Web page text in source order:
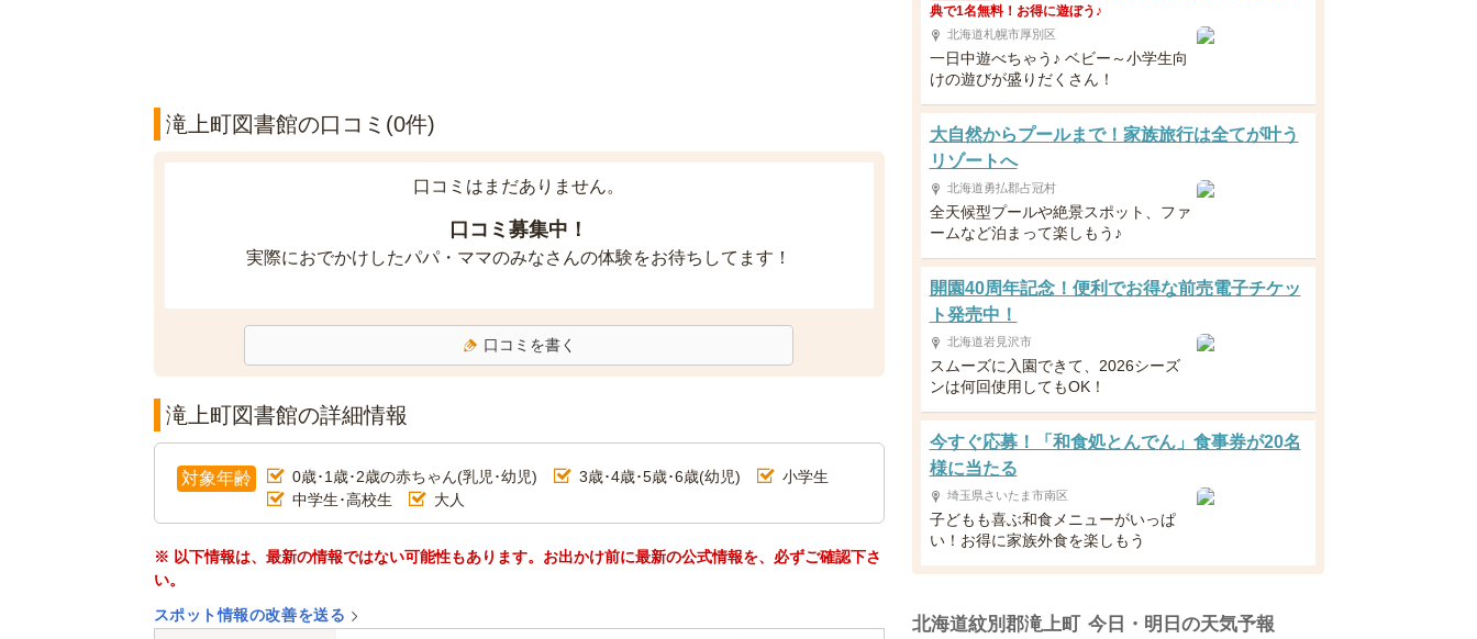
滝上町図書館の口コミ(0件)
口コミはまだありません。
口コミ募集中！
実際におでかけしたパパ・ママのみなさんの体験をお待ちしてます！
口コミを書く
滝上町図書館の詳細情報
対象年齢 0歳･1歳･2歳の赤ちゃん(乳児･幼児) 3歳･4歳･5歳･6歳(幼児)
小学生
中学生･高校生
大人
※ 以下情報は、最新の情報ではない可能性もあります。お出かけ前に最新の公式情報を、必ずご確認下さ
い。
スポット情報の改善を送る
典で1名無料！お得に遊ぼう♪
北海道札幌市厚別区
一日中遊べちゃう♪ ベビー～小学生向
けの遊びが盛りだくさん！
大自然からプールまで！家族旅行は全てが叶う
リゾートへ
北海道勇払郡占冠村
全天候型プールや絶景スポット、ファ
ームなど泊まって楽しもう♪
開園40周年記念！便利でお得な前売電子チケッ
ト発売中！
北海道岩見沢市
スムーズに入園できて、2026シーズ
ンは何回使用してもOK！
今すぐ応募！「和食処とんでん」食事券が20名
様に当たる
埼玉県さいたま市南区
子どもも喜ぶ和食メニューがいっぱ
い！お得に家族外食を楽しもう
北海道紋別郡滝上町 今日・明日の天気予報